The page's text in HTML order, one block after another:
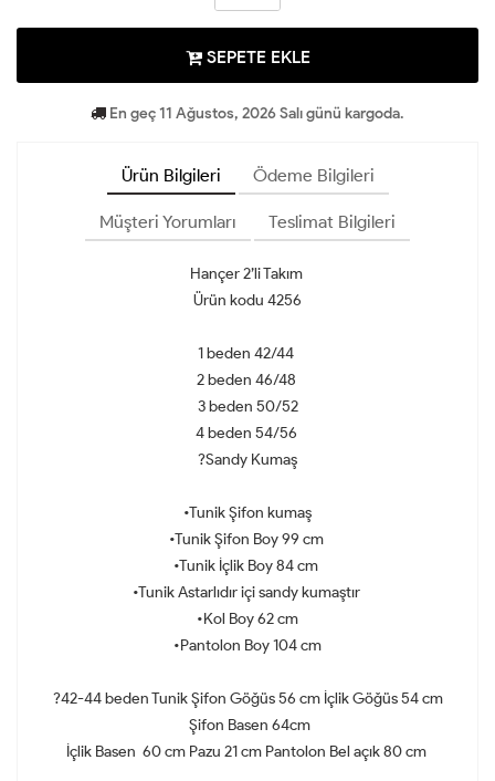
SEPETE EKLE
En geç 11 Ağustos, 2026 Salı günü kargoda.
Ürün Bilgileri Ödeme Bilgileri
Müşteri Yorumları Teslimat Bilgileri
Hançer 2’li Takım
Ürün kodu 4256
1 beden 42/44
2 beden 46/48
3 beden 50/52
4 beden 54/56
?Sandy Kumaş
•Tunik Şifon kumaş
•Tunik Şifon Boy 99 cm
•Tunik İçlik Boy 84 cm
•Tunik Astarlıdır içi sandy kumaştır
•Kol Boy 62 cm
•Pantolon Boy 104 cm
?42-44 beden Tunik Şifon Göğüs 56 cm İçlik Göğüs 54 cm
Şifon Basen 64cm
İçlik Basen 60 cm Pazu 21 cm Pantolon Bel açık 80 cm